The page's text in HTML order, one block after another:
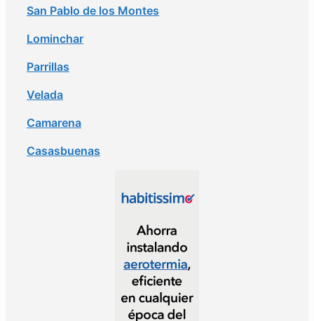
San Pablo de los Montes
Lominchar
Parrillas
Velada
Camarena
Casasbuenas